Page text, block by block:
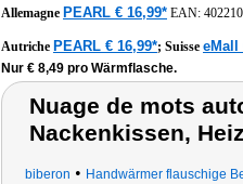
Allemagne PEARL € 16,99* EAN:
Autriche PEARL € 16,99*; Suisse eMall
Nur € 8,49 pro Wärmflasche.
Nuage de mots
Nackenkissen,
biberon • Handwärmer flauschige